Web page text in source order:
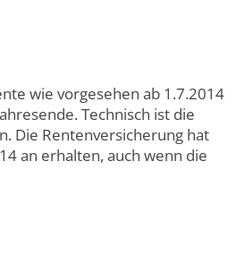
wie vorgesehen ab 1.7.2014
Technisch ist die
Die Rentenversicherung hat
an erhalten, auch wenn die